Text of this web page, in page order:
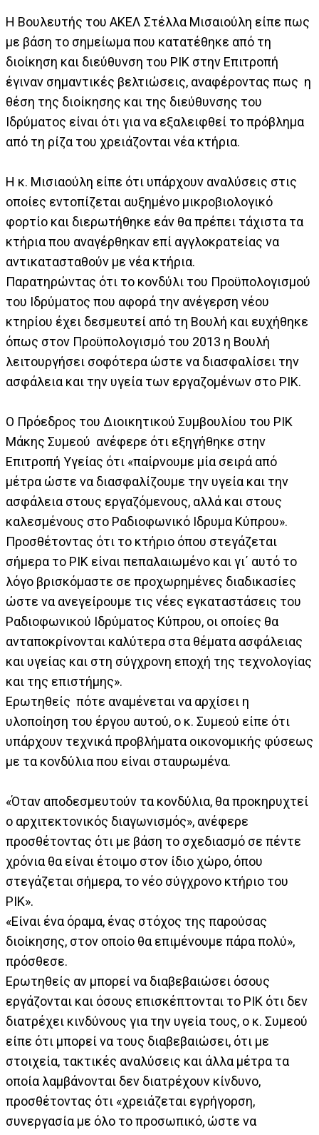
Η Βουλευτής του ΑΚΕΛ Στέλλα Μισαιούλη είπε πως
με βάση το σημείωμα που κατατέθηκε από τη
διοίκηση και διεύθυνση του ΡΙΚ στην Επιτροπή
έγιναν σημαντικές βελτιώσεις, αναφέροντας πως η
θέση της διοίκησης και της διεύθυνσης του
Ιδρύματος είναι ότι για να εξαλειφθεί το πρόβλημα
από τη ρίζα του χρειάζονται νέα κτήρια.
Η κ. Μισιαούλη είπε ότι υπάρχουν αναλύσεις στις
οποίες εντοπίζεται αυξημένο μικροβιολογικό
φορτίο και διερωτήθηκε εάν θα πρέπει τάχιστα τα
κτήρια που αναγέρθηκαν επί αγγλοκρατείας να
αντικατασταθούν με νέα κτήρια.
Παρατηρώντας ότι το κονδύλι του Προϋπολογισμού
του Ιδρύματος που αφορά την ανέγερση νέου
κτηρίου έχει δεσμευτεί από τη Βουλή και ευχήθηκε
όπως στον Προϋπολογισμό του 2013 η Βουλή
λειτουργήσει σοφότερα ώστε να διασφαλίσει την
ασφάλεια και την υγεία των εργαζομένων στο ΡΙΚ.
Ο Πρόεδρος του Διοικητικού Συμβουλίου του ΡΙΚ
Μάκης Συμεού ανέφερε ότι εξηγήθηκε στην
Επιτροπή Υγείας ότι «παίρνουμε μία σειρά από
μέτρα ώστε να διασφαλίζουμε την υγεία και την
ασφάλεια στους εργαζόμενους, αλλά και στους
καλεσμένους στο Ραδιοφωνικό Ιδρυμα Κύπρου».
Προσθέτοντας ότι το κτήριο όπου στεγάζεται
σήμερα το ΡΙΚ είναι πεπαλαιωμένο και γι΄ αυτό το
λόγο βρισκόμαστε σε προχωρημένες διαδικασίες
ώστε να ανεγείρουμε τις νέες εγκαταστάσεις του
Ραδιοφωνικού Ιδρύματος Κύπρου, οι οποίες θα
ανταποκρίνονται καλύτερα στα θέματα ασφάλειας
και υγείας και στη σύγχρονη εποχή της τεχνολογίας
και της επιστήμης».
Ερωτηθείς πότε αναμένεται να αρχίσει η
υλοποίηση του έργου αυτού, ο κ. Συμεού είπε ότι
υπάρχουν τεχνικά προβλήματα οικονομικής φύσεως
με τα κονδύλια που είναι σταυρωμένα.
«Όταν αποδεσμευτούν τα κονδύλια, θα προκηρυχτεί
ο αρχιτεκτονικός διαγωνισμός», ανέφερε
προσθέτοντας ότι με βάση το σχεδιασμό σε πέντε
χρόνια θα είναι έτοιμο στον ίδιο χώρο, όπου
στεγάζεται σήμερα, το νέο σύγχρονο κτήριο του
ΡΙΚ».
«Είναι ένα όραμα, ένας στόχος της παρούσας
διοίκησης, στον οποίο θα επιμένουμε πάρα πολύ»,
πρόσθεσε.
Ερωτηθείς αν μπορεί να διαβεβαιώσει όσους
εργάζονται και όσους επισκέπτονται το ΡΙΚ ότι δεν
διατρέχει κινδύνους για την υγεία τους, ο κ. Συμεού
είπε ότι μπορεί να τους διαβεβαιώσει, ότι με
στοιχεία, τακτικές αναλύσεις και άλλα μέτρα τα
οποία λαμβάνονται δεν διατρέχουν κίνδυνο,
προσθέτοντας ότι «χρειάζεται εγρήγορση,
συνεργασία με όλο το προσωπικό, ώστε να